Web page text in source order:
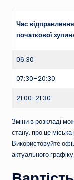
Час
початкової
06:30
07:30–20:30
21:00-21:30
Зміни в розкладі
стану, про це
Використовуйте
актуального графіку.